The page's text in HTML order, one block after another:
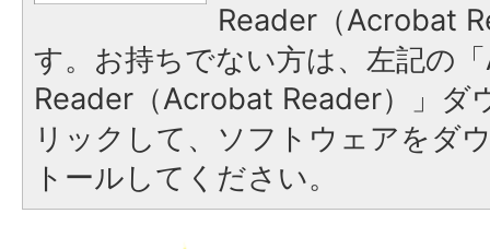
Reader（Acrobat
す。お持ちでない方は、左記の
Reader（Acrobat Reader）」ダ
リックして、ソフトウェアをダ
トールしてください。